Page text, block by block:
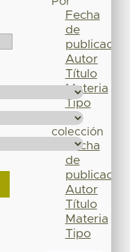
Fecha
de
publicación
Autor
Título
Materia
Tipo
colección
Fecha
de
publicación
Autor
Título
Materia
Tipo